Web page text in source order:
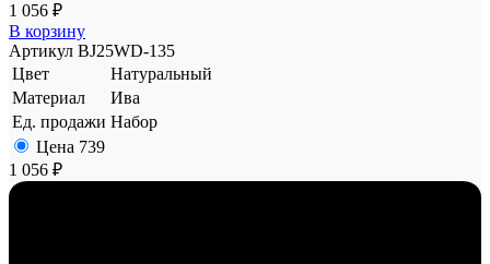
1 056 ₽
В корзину
Артикул BJ25WD-135
Цвет
Натуральный
Материал
Ива
Ед. продажи Набор
Цена 739
1 056 ₽